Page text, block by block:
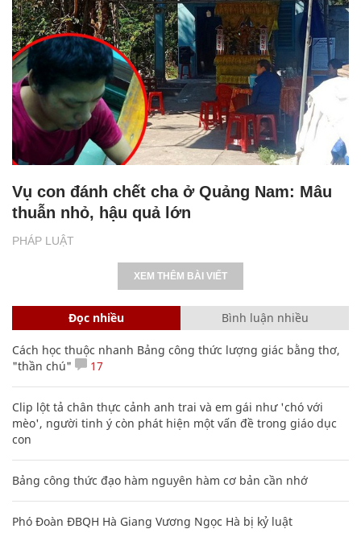
PHÁP LUẬT
Vụ con đánh chết cha ở Quảng Nam: Mâu
thuẫn nhỏ, hậu quả lớn
XEM THÊM BÀI VIẾT
Đọc nhiều Bình luận nhiều
Cách học thuộc nhanh Bảng công thức lượng giác bằng thơ,
"thần chú"
17
Clip lột tả chân thực cảnh anh trai và em gái như 'chó với
mèo', người tinh ý còn phát hiện một vấn đề trong giáo dục
con
Bảng công thức đạo hàm nguyên hàm cơ bản cần nhớ
Phó Đoàn ĐBQH Hà Giang Vương Ngọc Hà bị kỷ luật